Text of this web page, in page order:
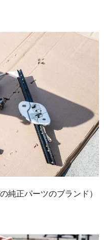
純正パーツのブランド）